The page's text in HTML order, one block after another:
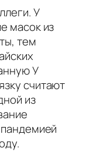
У
масок из
тем
У
считают
из